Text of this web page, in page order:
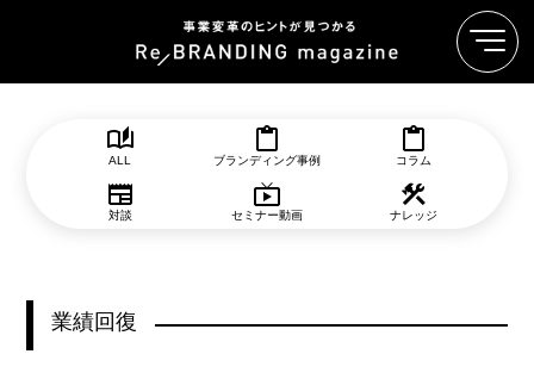
ALL ブランディング事例 コラム
対談 セミナー動画 ナレッジ
業績回復